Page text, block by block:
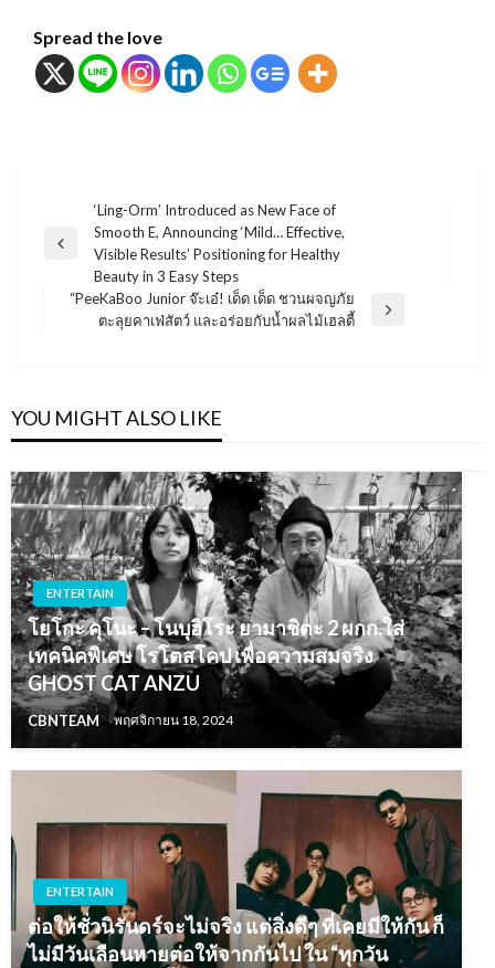
Spread the love
แนะแนว
เรื่อง
Previous
‘Ling-Orm’ Introduced as New Face of
Smooth E, Announcing ‘Mild… Effective,
Visible Results’ Positioning for Healthy
Beauty in 3 Easy Steps
“PeeKaBoo Junior จ๊ะเอ๋! เด็ด เด็ด ชวนผจญภัย
ตะลุยคาเฟ่สัตว์ และอร่อยกับน้ำผลไม้เฮลตี้
YOU MIGHT ALSO LIKE
ENTERTAIN
โยโกะ คุโนะ – โนบุฮิโระ ยามาชิตะ 2 ผกก.ใส่
เทคนิคพิเศษ โรโตสโคป เพื่อความสมจริง
GHOST CAT ANZU
CBNTEAM พฤศจิกายน 18, 2024
ENTERTAIN
ต่อให้ชั่วนิรันดร์จะไม่จริง แต่สิ่งดีๆ ที่เคยมีให้กัน ก็
ไม่มีวันเลือนหายต่อให้จากกันไป ใน “ทุกวัน